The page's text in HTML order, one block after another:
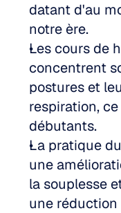
datant d'au
notre ère.
Les cours de
concentrent
postures et
respiration,
débutants.
La pratique
une
la souplesse
une